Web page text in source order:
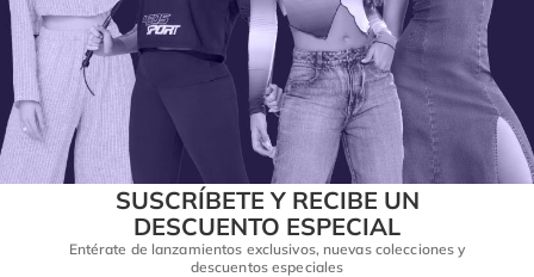
SUSCRÍBETE Y RECIBE UN
DESCUENTO ESPECIAL
Entérate de lanzamientos exclusivos, nuevas colecciones y
descuentos especiales